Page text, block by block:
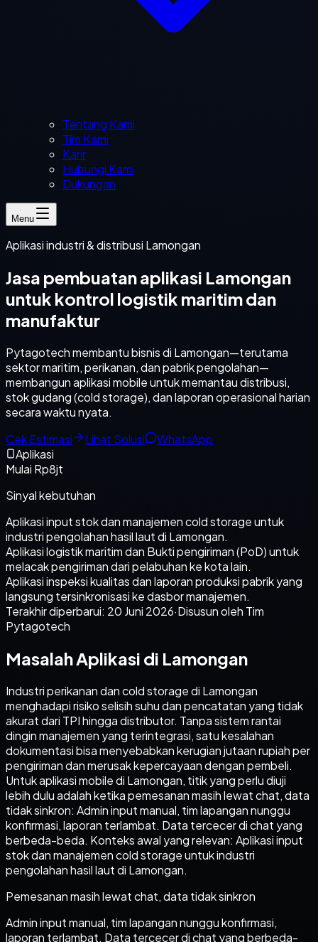
Tentang Kami
Tim Kami
Karir
Hubungi Kami
Dukungan
Menu
Aplikasi industri & distribusi Lamongan
Jasa pembuatan aplikasi Lamongan
untuk kontrol logistik maritim dan
manufaktur
Pytagotech membantu bisnis di Lamongan—terutama
sektor maritim, perikanan, dan pabrik pengolahan—
membangun aplikasi mobile untuk memantau distribusi,
stok gudang (cold storage), dan laporan operasional harian
secara waktu nyata.
Cek Estimasi
Lihat Solusi
WhatsApp
Aplikasi
Mulai Rp8jt
Sinyal kebutuhan
Aplikasi input stok dan manajemen cold storage untuk
industri pengolahan hasil laut di Lamongan.
Aplikasi logistik maritim dan Bukti pengiriman (PoD) untuk
melacak pengiriman dari pelabuhan ke kota lain.
Aplikasi inspeksi kualitas dan laporan produksi pabrik yang
langsung tersinkronisasi ke dasbor manajemen.
Terakhir diperbarui: 20 Juni 2026·Disusun oleh Tim
Pytagotech
Masalah Aplikasi di Lamongan
Industri perikanan dan cold storage di Lamongan
menghadapi risiko selisih suhu dan pencatatan yang tidak
akurat dari TPI hingga distributor. Tanpa sistem rantai
dingin manajemen yang terintegrasi, satu kesalahan
dokumentasi bisa menyebabkan kerugian jutaan rupiah per
pengiriman dan merusak kepercayaan dengan pembeli.
Untuk aplikasi mobile di Lamongan, titik yang perlu diuji
lebih dulu adalah ketika pemesanan masih lewat chat, data
tidak sinkron: Admin input manual, tim lapangan nunggu
konfirmasi, laporan terlambat. Data tercecer di chat yang
berbeda-beda. Konteks awal yang relevan: Aplikasi input
stok dan manajemen cold storage untuk industri
pengolahan hasil laut di Lamongan.
Pemesanan masih lewat chat, data tidak sinkron
Admin input manual, tim lapangan nunggu konfirmasi,
laporan terlambat. Data tercecer di chat yang berbeda-